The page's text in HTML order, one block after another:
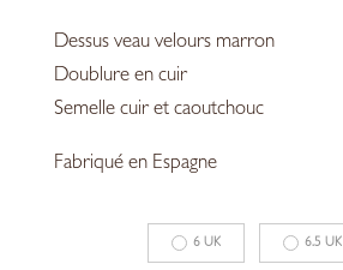
Dessus veau velours marron
Doublure en cuir
Semelle cuir et caoutchouc
Fabriqué en Espagne
6 UK 6.5 UK